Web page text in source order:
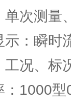
单次测量
示：瞬时
工况、标
：1000